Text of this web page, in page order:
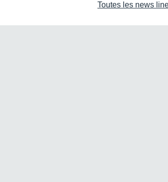
Toutes les news